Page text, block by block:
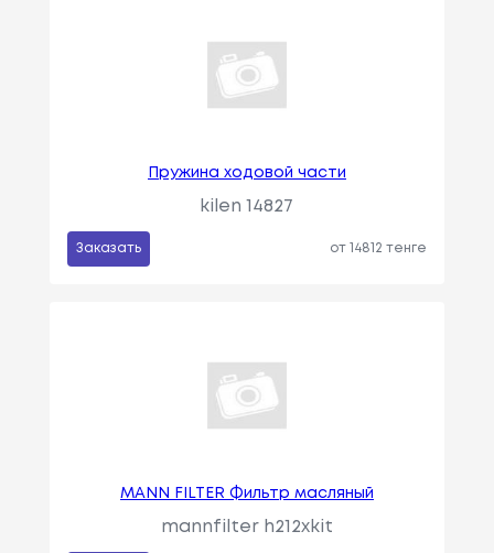
Пружина ходовой части
kilen 14827
Заказать от 14812 тенге
MANN FILTER Фильтр масляный
mannfilter h212xkit